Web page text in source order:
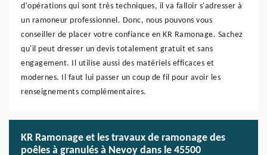
d'opérations qui sont très techniques, il va falloir s'adresser à
un ramoneur professionnel. Donc, nous pouvons vous
conseiller de placer votre confiance en KR Ramonage. Sachez
qu'il peut dresser un devis totalement gratuit et sans
engagement. Il utilise aussi des matériels efficaces et
modernes. Il faut lui passer un coup de fil pour avoir les
renseignements complémentaires.
KR Ramonage et les travaux de ramonage des
poêles à granulés à Nevoy dans le 45500